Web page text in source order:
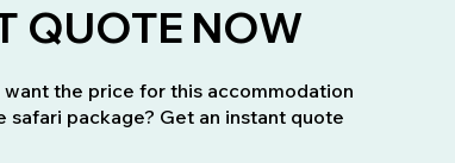
QUOTE NOW
want the price for this accommodation
safari package? Get an instant quote